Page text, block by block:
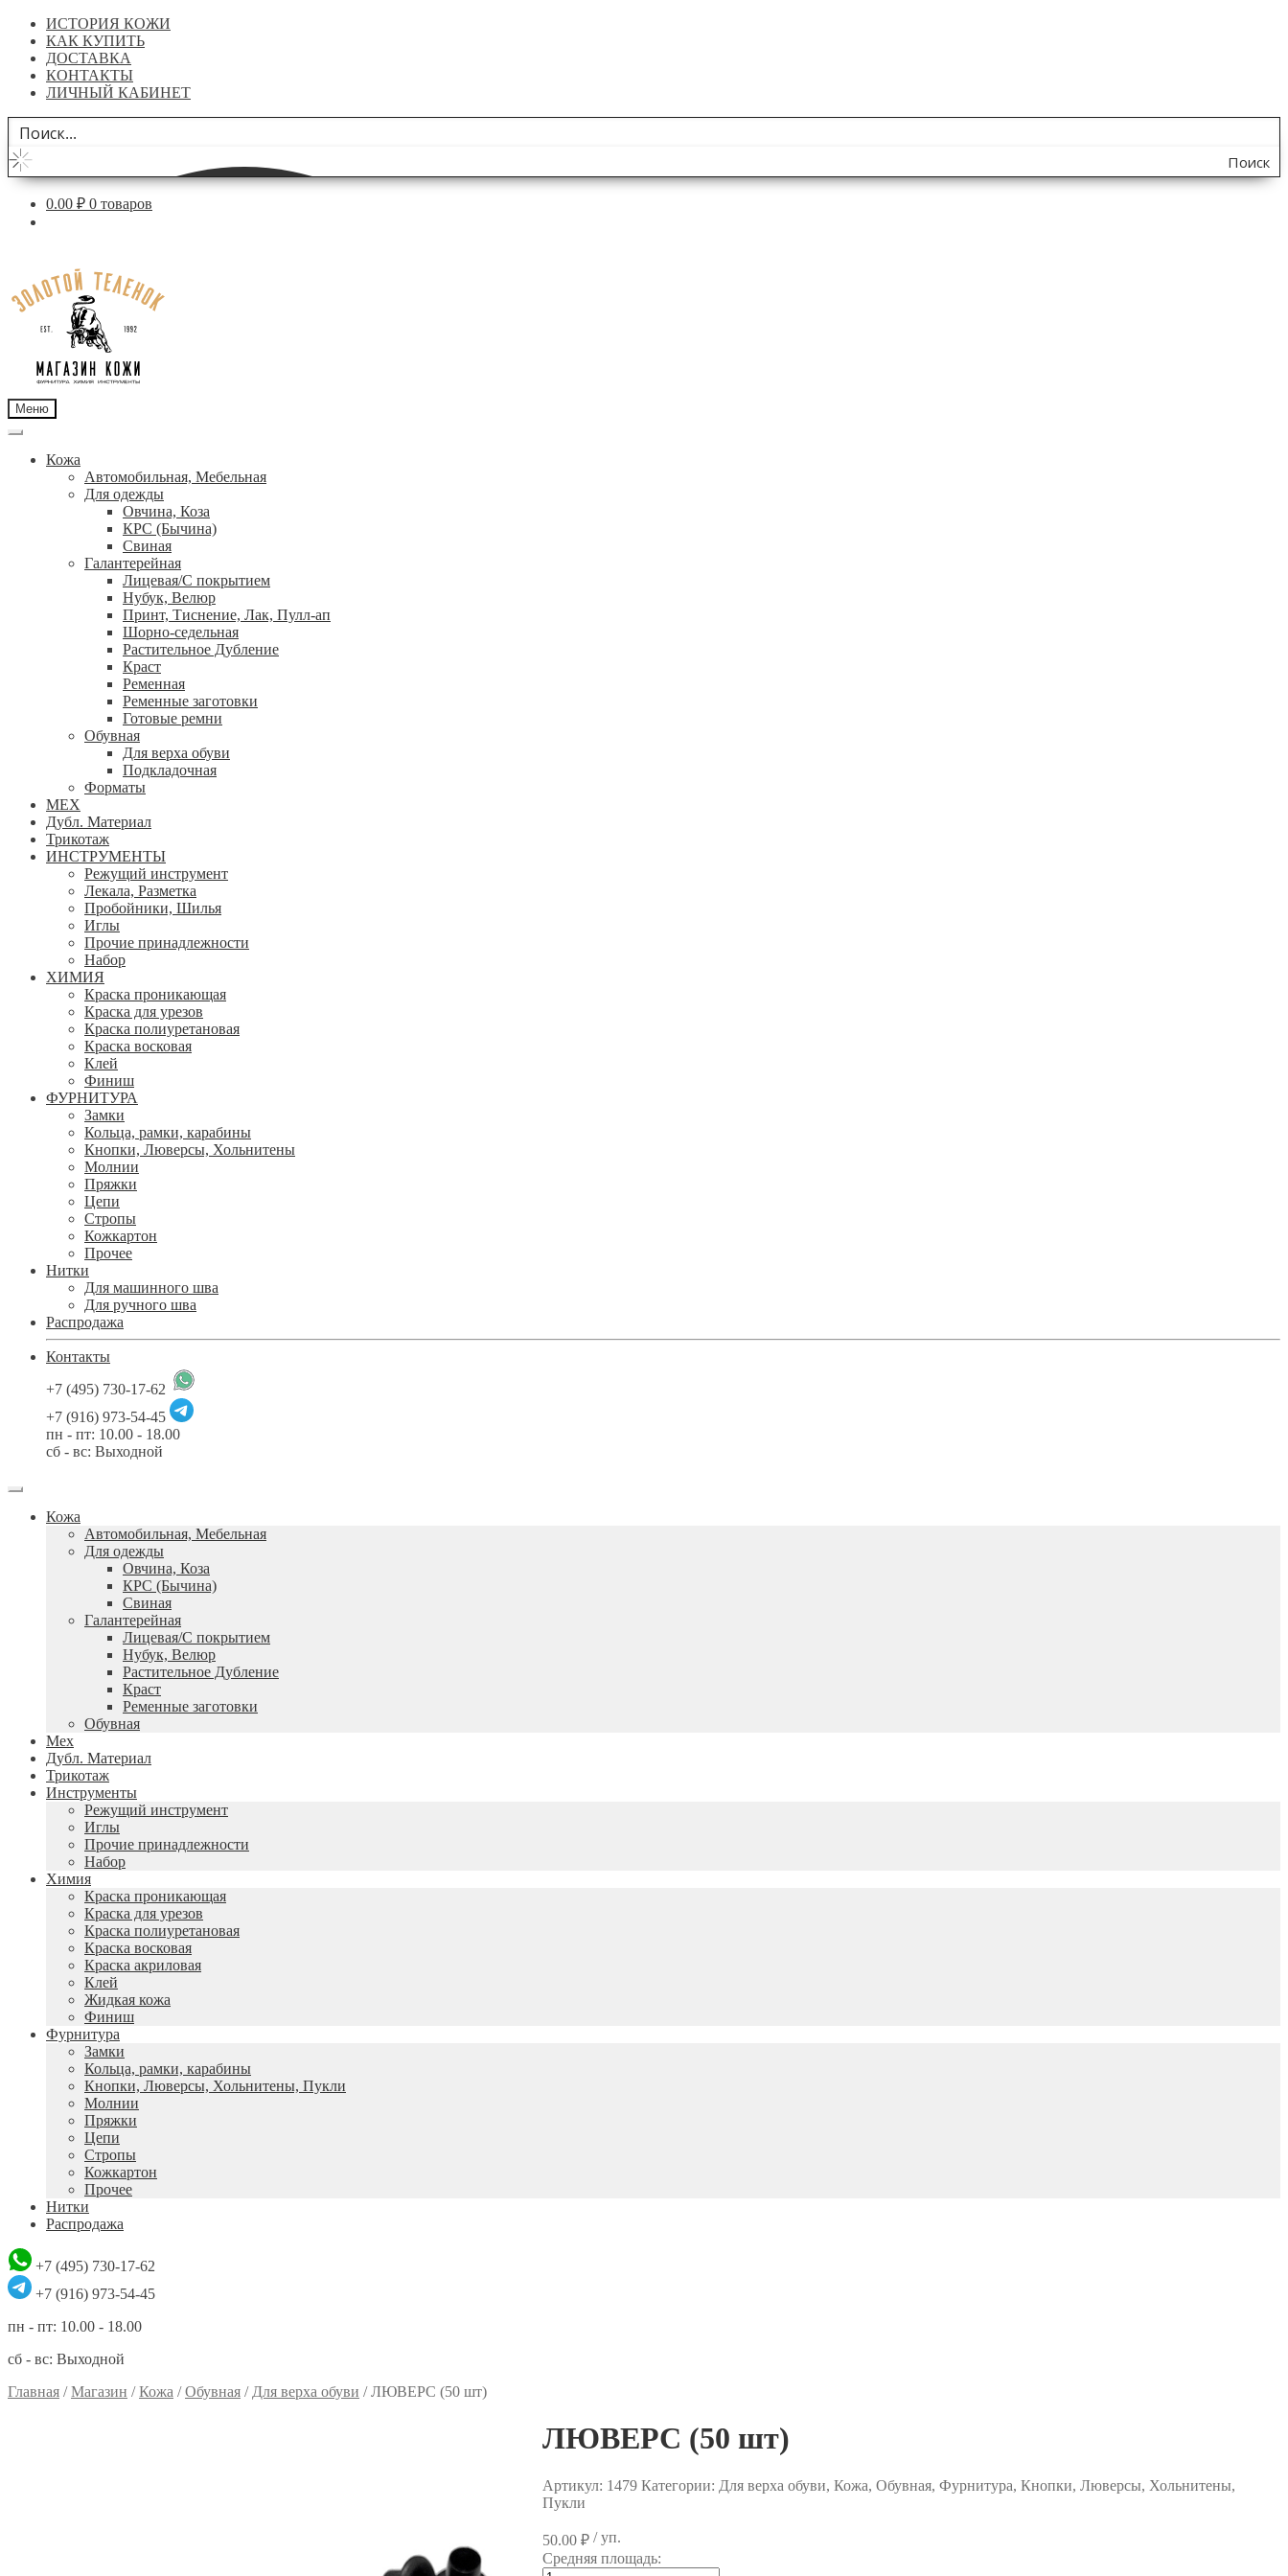
ИСТОРИЯ КОЖИ
КАК КУПИТЬ
ДОСТАВКА
КОНТАКТЫ
ЛИЧНЫЙ КАБИНЕТ
Поиск
по
0.00 ₽ 0 товаров
навигации
содержимому
Меню
Кожа
Автомобильная, Мебельная
Для одежды
Овчина, Коза
КРС (Бычина)
Свиная
Галантерейная
Лицевая/С покрытием
Нубук, Велюр
Принт, Тиснение, Лак, Пулл-ап
Шорно-седельная
Растительное Дубление
Краст
Ременная
Ременные заготовки
Готовые ремни
Обувная
Для верха обуви
Подкладочная
Форматы
МЕХ
Дубл. Материал
Трикотаж
ИНСТРУМЕНТЫ
Режущий инструмент
Лекала, Разметка
Пробойники, Шилья
Иглы
Прочие принадлежности
Набор
ХИМИЯ
Краска проникающая
Краска для урезов
Краска полиуретановая
Краска восковая
Клей
Финиш
ФУРНИТУРА
Замки
Кольца, рамки, карабины
Кнопки, Люверсы, Хольнитены
Молнии
Пряжки
Цепи
Стропы
Кожкартон
Прочее
Нитки
Для машинного шва
Для ручного шва
Распродажа
Контакты
+7 (495) 730-17-62
+7 (916) 973-54-45
пн - пт: 10.00 - 18.00
сб - вс: Выходной
Кожа
Автомобильная, Мебельная
Для одежды
Овчина, Коза
КРС (Бычина)
Свиная
Галантерейная
Лицевая/С покрытием
Нубук, Велюр
Растительное Дубление
Краст
Ременные заготовки
Обувная
Мех
Дубл. Материал
Трикотаж
Инструменты
Режущий инструмент
Иглы
Прочие принадлежности
Набор
Химия
Краска проникающая
Краска для урезов
Краска полиуретановая
Краска восковая
Краска акриловая
Клей
Жидкая кожа
Финиш
Фурнитура
Замки
Кольца, рамки, карабины
Кнопки, Люверсы, Хольнитены, Пукли
Молнии
Пряжки
Цепи
Стропы
Кожкартон
Прочее
Нитки
Распродажа
+7 (495) 730-17-62
+7 (916) 973-54-45
пн - пт: 10.00 - 18.00
сб - вс: Выходной
Главная /Магазин /Кожа /Обувная / Для верха обуви /ЛЮВЕРС (50 шт)
ЛЮВЕРС (50 шт)
Артикул: 1479 Категории: Для верха обуви, Кожа, Обувная, Фурнитура, Кнопки, Люверсы, Хольнитены,
Пукли
50.00 ₽/ уп.
Средняя площадь: